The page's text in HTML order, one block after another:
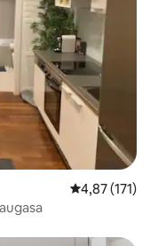
prosječna
4,87 (171)